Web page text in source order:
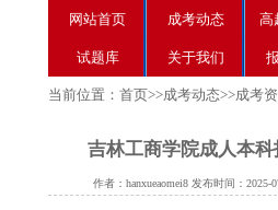
网站首页 成考动态 高
试题库 关于我们
当前位置： 首页>>成考动态>>成考
吉林工商学院成人本
作者：hanxueaomei8 发布时间：2025-